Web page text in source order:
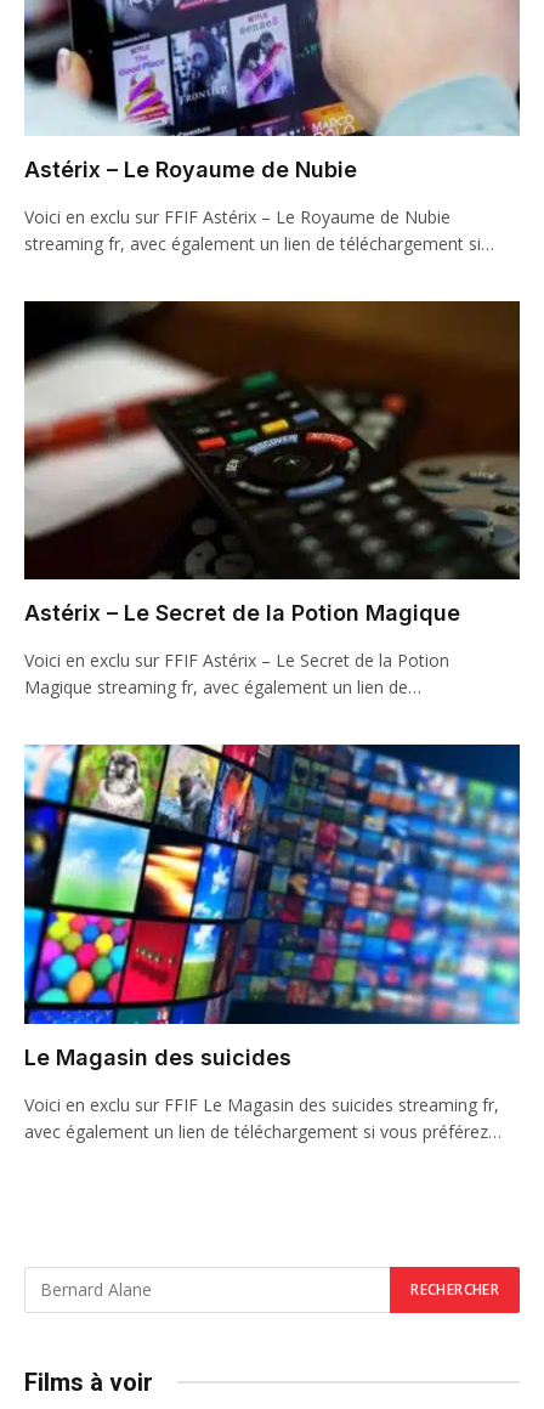
Astérix – Le Royaume de Nubie
Voici en exclu sur FFIF Astérix – Le Royaume de Nubie
streaming fr, avec également un lien de téléchargement si…
Astérix – Le Secret de la Potion Magique
Voici en exclu sur FFIF Astérix – Le Secret de la Potion
Magique streaming fr, avec également un lien de…
Le Magasin des suicides
Voici en exclu sur FFIF Le Magasin des suicides streaming fr,
avec également un lien de téléchargement si vous préférez…
Films à voir